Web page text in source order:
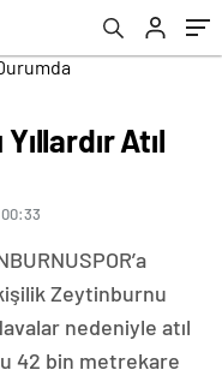
Atıl
Zeytinburnu
nedeniyle atıl
42 bin metrekare